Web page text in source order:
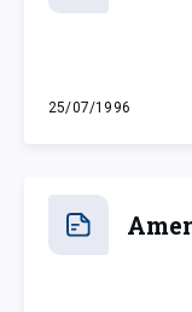
25/07/1996
jeudi 25 juillet